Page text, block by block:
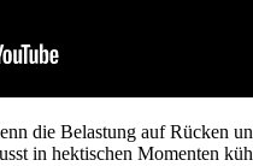
die Belastung auf Rücken
in hektischen Momenten